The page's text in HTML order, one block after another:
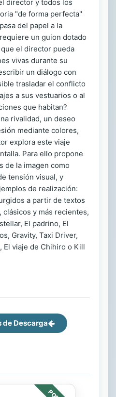
director y todos los
"de forma perfecta"
del papel a la
un guion dotado
el director pueda
vivas durante su
un diálogo con
trasladar el conflicto
a sus vestuarios o al
que habitan?
rivalidad, un deseo
mediante colores,
explora este viaje
Para ello propone
de la imagen como
tensión visual, y
de realización:
a partir de textos
y más recientes,
El padrino, El
Gravity, Taxi Driver,
El viaje de Chihiro o Kill
de Descarga